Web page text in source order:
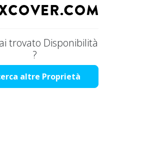
trovato Disponibilità
?
altre Proprietà